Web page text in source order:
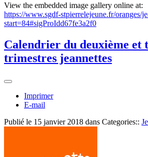
View the embedded image gallery online at:
https://www.sgdf-stpierrelejeune.fr/oranges/
start=84#sigProIdd67fe3a2f0
Calendrier du deuxième et
trimestres jeannettes
Imprimer
E-mail
Publié le 15 janvier 2018 dans Categories::